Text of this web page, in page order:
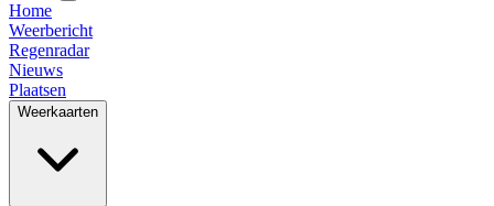
Home
Weerbericht
Regenradar
Nieuws
Plaatsen
Weerkaarten